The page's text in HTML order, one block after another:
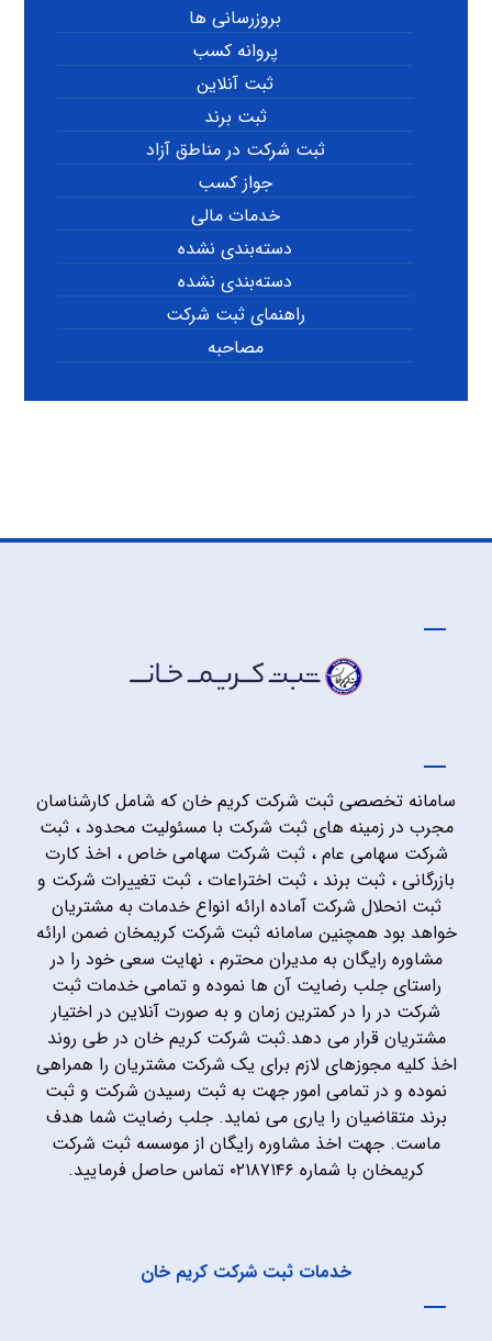
بروزرسانی ها
پروانه کسب
ثبت آنلاین
ثبت برند
ثبت شرکت در مناطق آزاد
جواز کسب
خدمات مالی
دسته‌بندی نشده
دسته‌بندی نشده
راهنمای ثبت شرکت
مصاحبه
سامانه تخصصی ثبت شرکت کریم خان که شامل کارشناسان
مجرب در زمینه های ثبت شرکت با مسئولیت محدود ، ثبت
شرکت سهامی عام ، ثبت شرکت سهامی خاص ، اخذ کارت
بازرگانی ، ثبت برند ، ثبت اختراعات ، ثبت تغییرات شرکت و
ثبت انحلال شرکت آماده ارائه انواع خدمات به مشتریان
خواهد بود همچنین سامانه ثبت شرکت کریمخان ضمن ارائه
مشاوره رایگان به مدیران محترم ، نهایت سعی خود را در
راستای جلب رضایت آن ها نموده و تمامی خدمات ثبت
شرکت در را در کمترین زمان و به صورت آنلاین در اختیار
مشتریان قرار می دهد.ثبت شرکت کریم خان در طی روند
اخذ کلیه مجوزهای لازم برای یک شرکت مشتریان را همراهی
نموده و در تمامی امور جهت به ثبت رسیدن شرکت و ثبت
برند متقاضیان را یاری می نماید. جلب رضایت شما هدف
ماست. جهت اخذ مشاوره رایگان از موسسه ثبت شرکت
کریمخان با شماره ۰۲۱۸۷۱۴۶ تماس حاصل فرمایید.
خدمات ثبت شرکت کریم خان